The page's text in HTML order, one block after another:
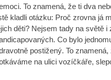
To znamená, že ti dva
kladli otázku: Proč zrovna já
děti? Nejsem tady na světě
Co bylo
postižený. To
na ulici vozíčkáře,